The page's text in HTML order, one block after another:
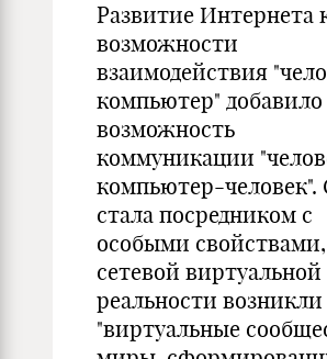
Развитие Интернета
возможности
взаимодействия
компьютер" добавило
возможность
коммуникации
компьютер-человек".
стала посредником с
особыми свойствами,
сетевой виртуальной
реальности возникли
"виртуальные